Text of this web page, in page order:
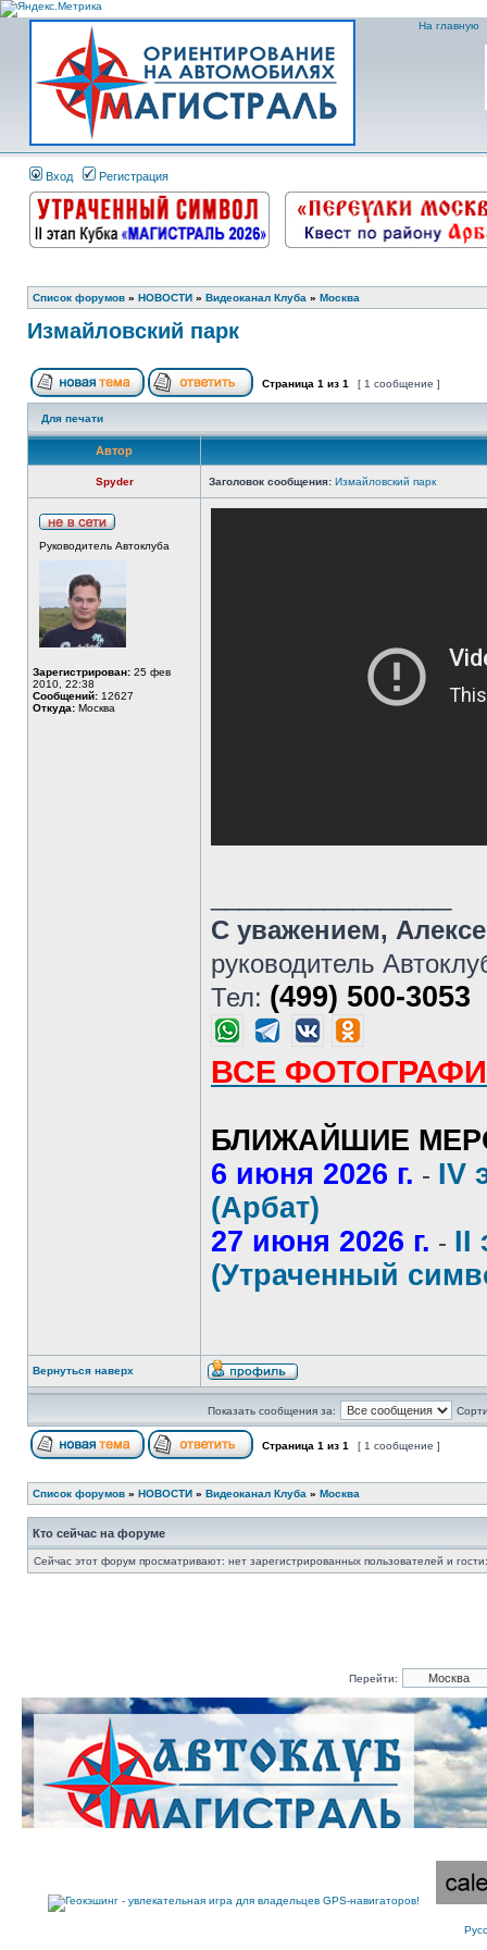
На главную
Вход Регистрация
Список форумов » НОВОСТИ » Видеоканал Клуба » Москва
Измайловский парк
Страница 1 из 1 [ 1 сообщение ]
Для печати
Автор
Spyder Заголовок сообщения: Измайловский парк
Руководитель Автоклуба
Зарегистрирован: 25 фев
2010, 22:38
Сообщений: 12627
Откуда: Москва
С уважением,
руководитель
Тел: (499) 500-3053
ВСЕ
БЛИЖАЙШИЕ
6 июня 2026 г. - IV
(Арбат)
27 июня 2026 г. - II
(Утраченный
Вернуться наверх
Показать сообщения за:
Страница 1 из 1 [ 1 сообщение ]
Список форумов » НОВОСТИ » Видеоканал Клуба » Москва
Кто сейчас на форуме
Сейчас этот форум просматривают: нет зарегистрированных пользователей и
Перейти: